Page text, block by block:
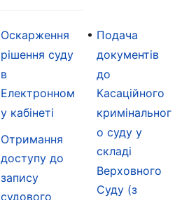
Оскарження
рішення суду
в
Електронном
у кабінеті
Отримання
доступу до
запису
судового
Подача
документів
до
Касаційного
кримінальног
о суду у
складі
Верховного
Суду (з